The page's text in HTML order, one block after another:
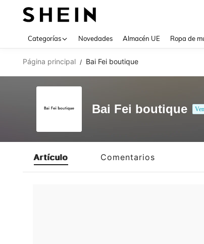
Categorías Novedades Almacén UE Ropa de
Página principal / Bai Fei boutique
Bai Fei boutique
Artículo Comentarios